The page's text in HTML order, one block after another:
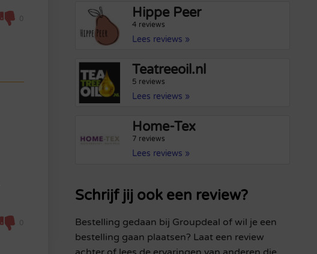
0
0
Hippe Peer
4 reviews
Lees reviews »
Teatreeoil.nl
5 reviews
Lees reviews »
Home-Tex
7 reviews
Lees reviews »
Schrijf jij ook een review?
Bestelling gedaan bij Groupdeal of wil je een
bestelling gaan plaatsen? Laat een review